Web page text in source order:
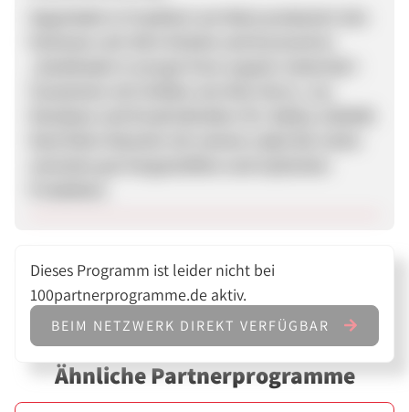
Dieses Programm ist leider nicht bei
100partnerprogramme.de aktiv.
BEIM NETZWERK DIREKT VERFÜGBAR
Ähnliche Partnerprogramme